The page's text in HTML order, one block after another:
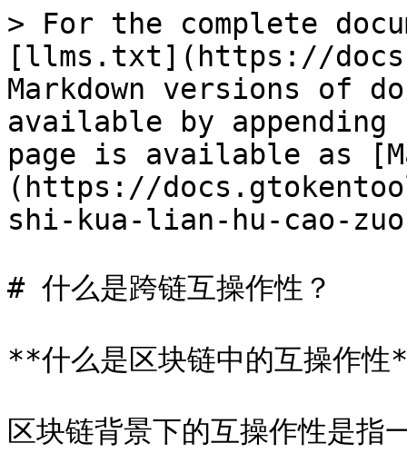
> For the complete
[llms.txt](https://
Markdown versions of
available by
page is available as
(https://
shi-kua-lian-hu-cao-
# 什么是跨链互操作性？
**什么是区块链中的互操作
区块链背景下的互操作性是指